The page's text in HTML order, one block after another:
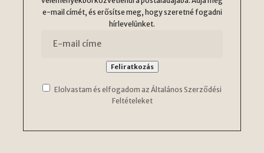
e-mail címét, és erősítse meg, hogy szeretné fogadni
hírlevelünket.
Elolvastam és elfogadom az Általános Szerződési
Feltételeket